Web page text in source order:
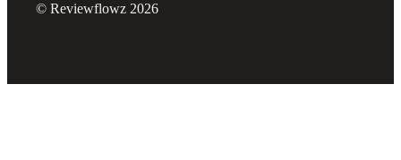
© Reviewflowz 2026